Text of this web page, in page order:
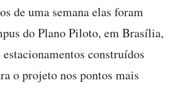
de uma semana elas foram
do Plano Piloto, em Brasília,
construídos
o projeto nos pontos mais